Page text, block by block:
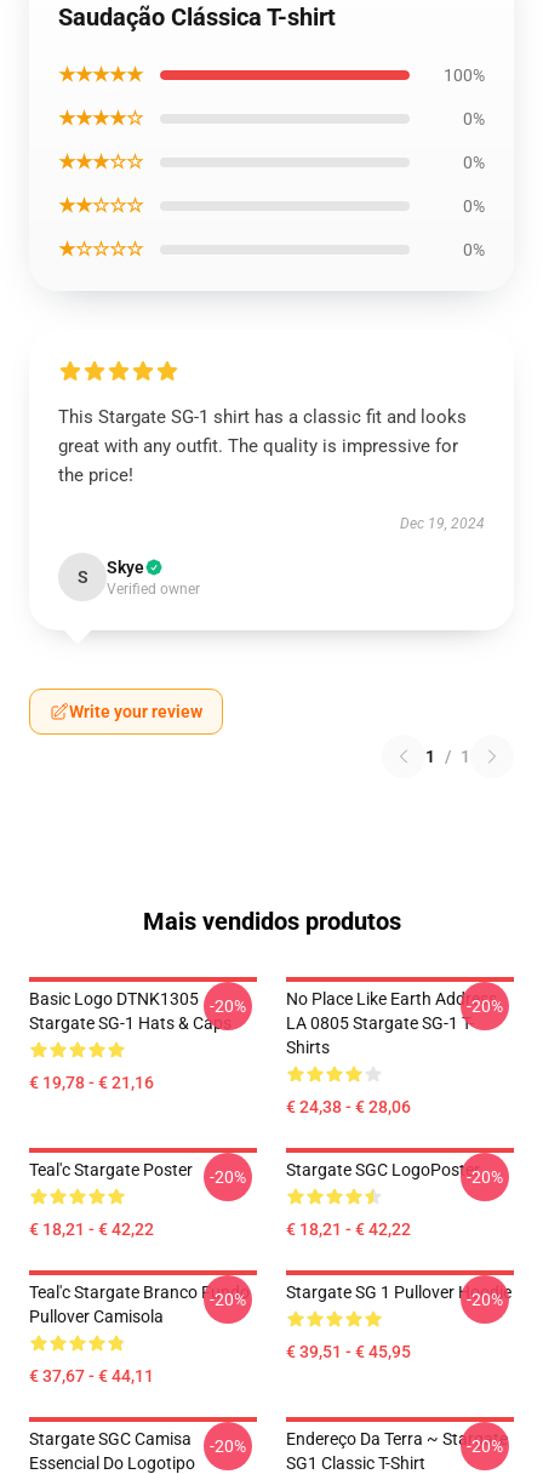
Saudação Clássica T-shirt
★★★★★ 100%
★★★★☆ 0%
★★★☆☆ 0%
★★☆☆☆ 0%
★☆☆☆☆ 0%
This Stargate SG-1 shirt has a classic fit and looks
great with any outfit. The quality is impressive for
the price!
Dec 19, 2024
S Skye
Verified owner
Write your review
1 / 1
Mais vendidos produtos
Basic Logo DTNK1305
Stargate SG-1 Hats & Caps
€ 19,78 - € 21,16
-20%
No Place Like Earth Address
LA 0805 Stargate SG-1 T-
Shirts
€ 24,38 - € 28,06
-20%
Teal'c Stargate Poster
€ 18,21 - € 42,22
-20% Stargate SGC LogoPoster
€ 18,21 - € 42,22
-20%
Teal'c Stargate Branco Fundo
Pullover Camisola
€ 37,67 - € 44,11
-20% Stargate SG 1 Pullover Hoodie
€ 39,51 - € 45,95
-20%
Stargate SGC Camisa
Essencial Do Logotipo
-20%
Endereço Da Terra ~ Stargate
SG1 Classic T-Shirt
-20%